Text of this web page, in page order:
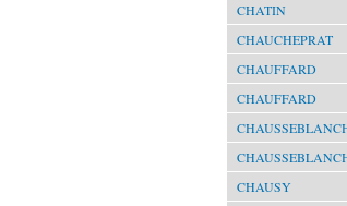
CHATIN
CHAUCHEPRAT
CHAUFFARD
CHAUFFARD
CHAUSY